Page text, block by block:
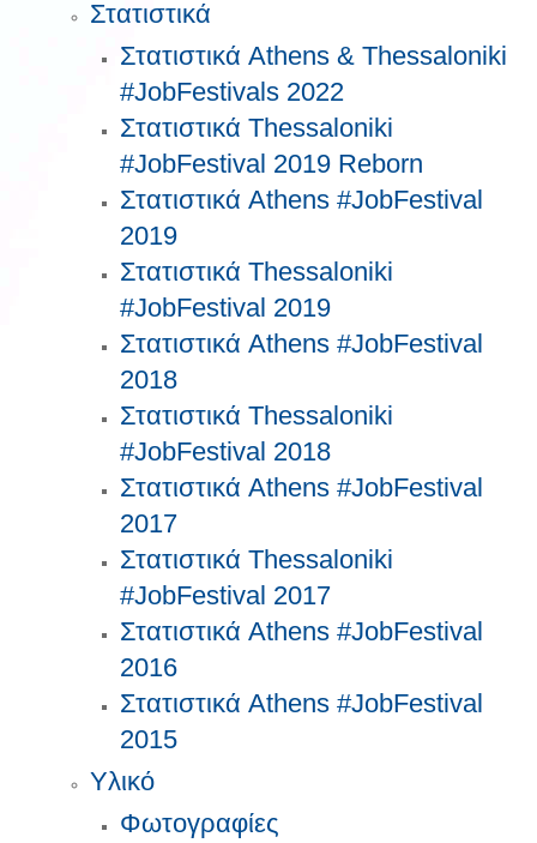
Στατιστικά
Στατιστικά Athens & Thessaloniki
#JobFestivals 2022
Στατιστικά Thessaloniki
#JobFestival 2019 Reborn
Στατιστικά Athens #JobFestival
2019
Στατιστικά Thessaloniki
#JobFestival 2019
Στατιστικά Athens #JobFestival
2018
Στατιστικά Thessaloniki
#JobFestival 2018
Στατιστικά Athens #JobFestival
2017
Στατιστικά Thessaloniki
#JobFestival 2017
Στατιστικά Athens #JobFestival
2016
Στατιστικά Athens #JobFestival
2015
Υλικό
Φωτογραφίες